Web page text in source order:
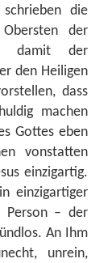
die
der
damit der
den Heiligen
dass
machen
Gottes eben
vonstatten
einzigartig.
einzigartiger
Person – der
An Ihm
unrein,